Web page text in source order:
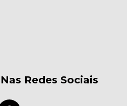
Redes Sociais